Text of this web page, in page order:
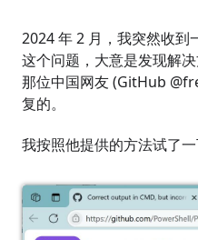
2024 年 2 月，我突然收到
这个问题，大意是发现解
那位中国网友 (GitHub
复的。
我按照他提供的方法试了